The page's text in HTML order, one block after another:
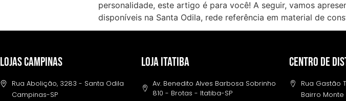
personalidade, este artigo é para você! A seguir, vamos
disponíveis na Santa Odila, rede referência em material de
LOJAS CAMPINAS
Rua Abolição, 3283 - Santa Odila
Campinas-SP
LOJA ITATIBA
Av. Benedito Alves Barbosa Sobrinho
810 - Brotas - Itatiba-SP
Centro de
Rua Gastão
Bairro Monte